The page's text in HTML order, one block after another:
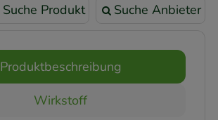
Suche Produkt Suche Anbieter
Produktbeschreibung
Wirkstoff